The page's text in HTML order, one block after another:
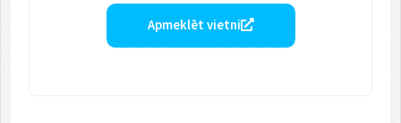
Apmeklēt vietni